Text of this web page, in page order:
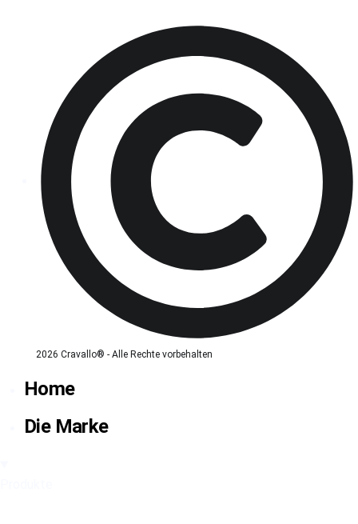
2026 Cravallo® - Alle Rechte vorbehalten
Home
Die Marke